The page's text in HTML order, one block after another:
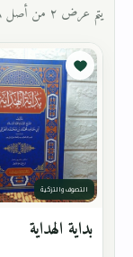
يتم عرض ٢ من أصل ٤٨ كتابا
التصوف والتزكية
بداية الهداية